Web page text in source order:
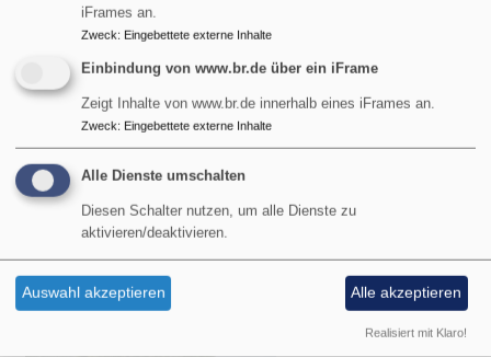
So, 9.8. 10:30 Uhr
Pfarrer Gottfried von Segnitz
Grainau
iFrames an.
Zweck: Eingebettete externe Inhalte
Einbindung von www.br.de über ein iFrame
Zeigt Inhalte von www.br.de innerhalb eines iFrames an.
Zweck: Eingebettete externe Inhalte
Alle Dienste umschalten
Diesen Schalter nutzen, um alle Dienste zu
aktivieren/deaktivieren.
Auswahl akzeptieren Alle akzeptieren
Realisiert mit Klaro!